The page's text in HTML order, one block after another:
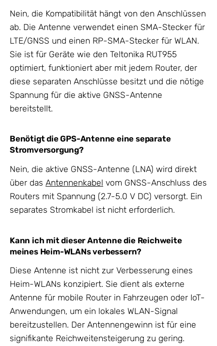
Nein, die Kompatibilität hängt von den Anschlüssen
ab. Die Antenne verwendet einen SMA-Stecker für
LTE/GNSS und einen RP-SMA-Stecker für WLAN.
Sie ist für Geräte wie den Teltonika RUT955
optimiert, funktioniert aber mit jedem Router, der
diese separaten Anschlüsse besitzt und die nötige
Spannung für die aktive GNSS-Antenne
bereitstellt.
Benötigt die GPS-Antenne eine separate
Stromversorgung?
Nein, die aktive GNSS-Antenne (LNA) wird direkt
über das Antennenkabel vom GNSS-Anschluss des
Routers mit Spannung (2.7-5.0 V DC) versorgt. Ein
separates Stromkabel ist nicht erforderlich.
Kann ich mit dieser Antenne die Reichweite
meines Heim-WLANs verbessern?
Diese Antenne ist nicht zur Verbesserung eines
Heim-WLANs konzipiert. Sie dient als externe
Antenne für mobile Router in Fahrzeugen oder IoT-
Anwendungen, um ein lokales WLAN-Signal
bereitzustellen. Der Antennengewinn ist für eine
signifikante Reichweitensteigerung zu gering.